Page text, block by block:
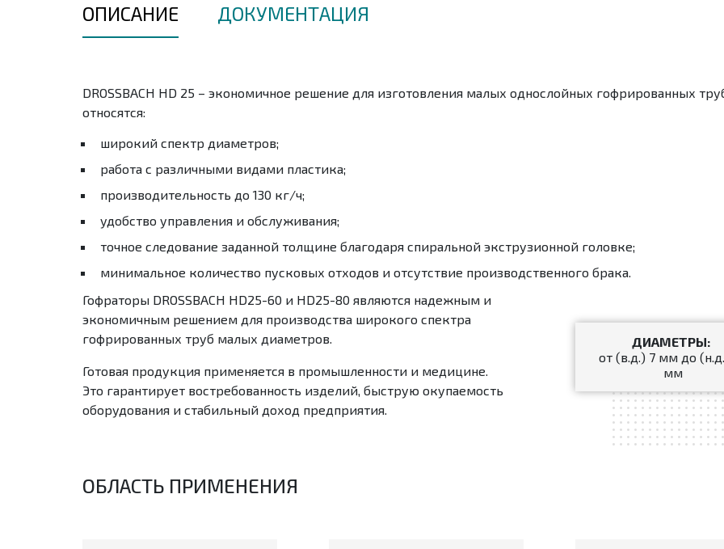
ОПИСАНИЕ ДОКУМЕНТАЦИЯ
DROSSBACH HD 25 – экономичное решение для изготовления малых однослойных гофрированных
относятся:
широкий спектр диаметров;
работа с различными видами пластика;
производительность до 130 кг/ч;
удобство управления и обслуживания;
точное следование заданной толщине благодаря спиральной экструзионной головке;
минимальное количество пусковых отходов и отсутствие производственного брака.
Гофраторы DROSSBACH HD25-60 и HD25-80 являются надежным и
экономичным решением для производства широкого спектра
гофрированных труб малых диаметров.
Готовая продукция применяется в промышленности и медицине.
Это гарантирует востребованность изделий, быструю окупаемость
оборудования и стабильный доход предприятия.
ДИАМЕТРЫ:
от (в.д.) 7 мм до
мм
ОБЛАСТЬ ПРИМЕНЕНИЯ